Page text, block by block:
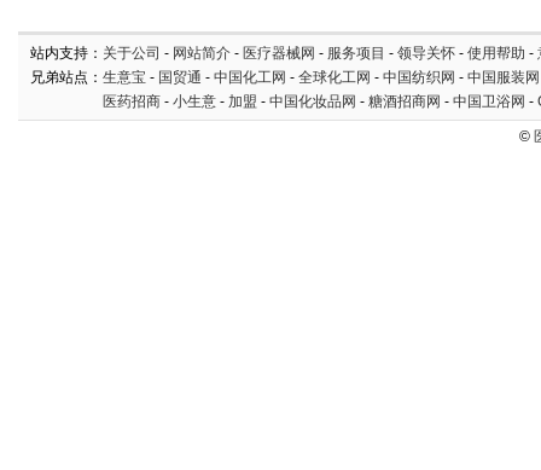
站内支持： 关于公司 - 网站简介 - 医疗器械网 - 服务项目 - 领导关怀 - 使用帮助 -
兄弟站点： 生意宝 - 国贸通 - 中国化工网 - 全球化工网 - 中国纺织网 - 中国服装网
医药招商 - 小生意 - 加盟 - 中国化妆品网 - 糖酒招商网 - 中国卫浴网 -
©